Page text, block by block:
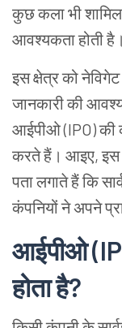
कुछकलाभीशामिल
आवश्यकताहोतीहै।
इसक्षेत्रकोनेविगेट
जानकारीकी
आईपीओ(IPO)की
करतेहैं। आइए,इस
पतालगातेहैंकि
कंपनियोंनेअपने
आईपीओ
होताहै?